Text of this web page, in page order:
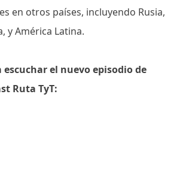
en otros países, incluyendo Rusia,
y América Latina.
escuchar el nuevo episodio de
Ruta TyT: